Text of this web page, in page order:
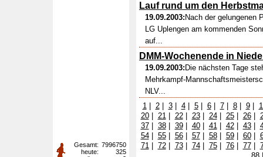
Lauf rund um den
19.09.2003: Nach der gelungenen
LG Uplengen am kommenden
auf...
DMM-Wochenende in
19.09.2003: Die nächsten Tage
Mehrkampf-
NLV...
1| 2| 3| 4| 5| 6| 7| 8| 9|
20| 21| 22| 23| 24| 25| 26|
37| 38| 39| 40| 41| 42| 43|
54| 55| 56| 57| 58| 59| 60|
71| 72| 73| 74| 75| 76| 77|
Gesamt: 7996750
heute:
325